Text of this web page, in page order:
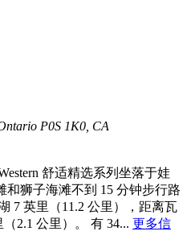
P0S 1K0, CA
舒适精选系列坐落于娃
和狮子海滩不到 15 分钟步行路
7 英里（11.2 公里），距离瓦
2.1 公里）。 有 34... 更多信